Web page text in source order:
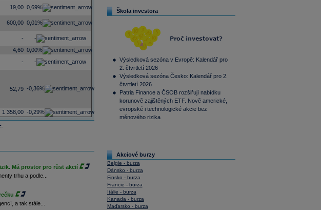
19,00 0,69%
600,00 0,01%
-
-
4,60 0,00%
- -
52,79 -0,36%
1 358,00 -0,29%
.
Má prostor pro růst akcií
trhu a podle...
a tak stále...
Škola investora
Výsledková sezóna v Evropě: Kalendář pro
2. čtvrtletí 2026
Výsledková sezóna Česko: Kalendář pro 2.
čtvrtletí 2026
Patria Finance a ČSOB rozšiřují nabídku
korunově zajištěných ETF. Nově americké,
evropské i technologické akcie bez
měnového rizika
Akciové burzy
Belgie - burza
Dánsko - burza
Finsko - burza
Francie - burza
Itálie - burza
Kanada - burza
Maďarsko - burza